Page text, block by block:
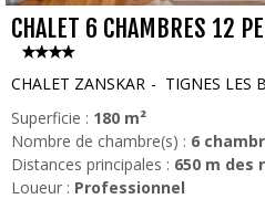
CHALET 6 CHAMBRES 12
CHALET ZANSKAR
TIGNES LES
Superficie : 180 m²
Nombre de chambre(s) : 6
Distances principales : 650 m des
Loueur : Professionnel